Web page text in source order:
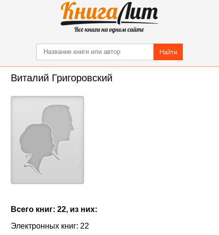
Найти
Виталий Григоровский
Всего книг: 22, из них:
Электронных книг: 22